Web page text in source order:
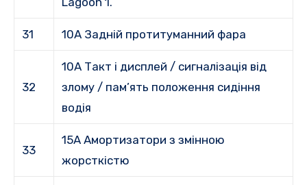
31 10A Задній протитуманний фара
32
10A Такт і дисплей / сигналізація від
злому / пам’ять положення сидіння
водія
33
15A Амортизатори з змінною
жорсткістю